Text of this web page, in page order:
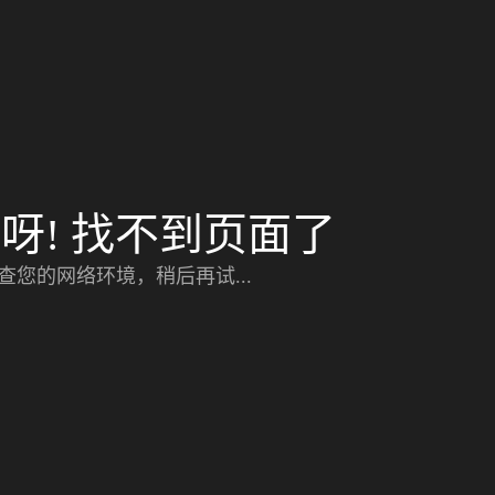
! 找不到页面了
您的网络环境，稍后再试...